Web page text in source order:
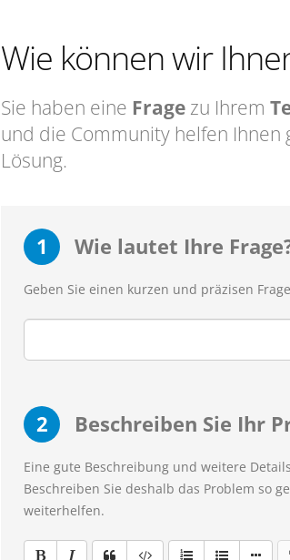
Wie können wir
Sie haben eine Frage zu Ihrem
und die Community helfen
Lösung.
1 Wie lautet Ihre
Geben Sie einen kurzen und präzisen
2 Beschreiben Sie Ihr
Eine gute Beschreibung und weitere
Beschreiben Sie deshalb das Problem so
weiterhelfen.